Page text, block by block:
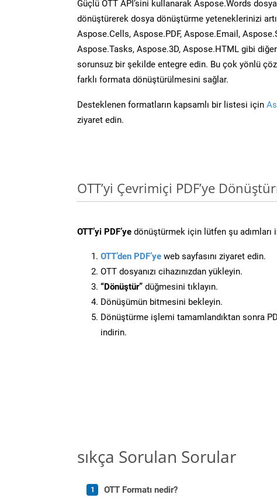
Güçlü OTT API’sini kullanarak Aspose.Words
dönüştürerek dosya dönüştürme yeteneklerinizi
Aspose.Cells, Aspose.PDF, Aspose.Email,
Aspose.Tasks, Aspose.3D, Aspose.HTML gibi
sorunsuz bir şekilde entegre edin. Bu çok yönlü
farklı formata dönüştürülmesini sağlar.
Desteklenen formatların kapsamlı bir listesi için
ziyaret edin.
OTT’yi Çevrimiçi PDF’ye
OTT’yi PDF’ye dönüştürmek için lütfen şu adımları
OTT’den PDF’ye web sayfasını ziyaret edin.
OTT dosyanızı cihazınızdan yükleyin.
“Dönüştür” düğmesini tıklayın.
Dönüşümün bitmesini bekleyin.
Dönüştürme işlemi tamamlandıktan sonra
indirin.
sıkça Sorulan Sorular
OTT Formatı nedir?